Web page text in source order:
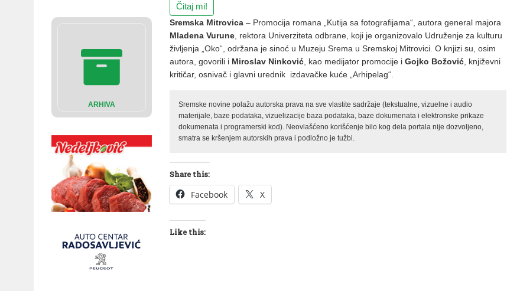
ARHIVA
Čitaj mi!
Sremska Mitrovica – Promocija romana „Kutija sa fotografijama“, autora general majora
Mladena Vurune , rektora Univerziteta odbrane, koji je organizovalo Udruženje za kulturu
življenja „Oko“, održana je sinoć u Muzeju Srema u Sremskoj Mitrovici. O knjizi su, osim
autora, govorili i Miroslav Ninković , kao medijator promocije i Gojko Božović , književni
kritičar, osnivač i glavni urednik izdavačke kuće „Arhipelag“.
Sremske novine polažu autorska prava na sve vlastite sadržaje (tekstualne, vizuelne i audio
materijale, baze podataka, vizuelizacije baza podataka, baze dokumenata i elektronske prikaze
dokumenata i programerski kod). Neovlašćeno korišćenje bilo kog dela portala nije dozvoljeno,
smatra se kršenjem autorskih prava i podložno je tužbi.
Share this:
Facebook X
Like this: